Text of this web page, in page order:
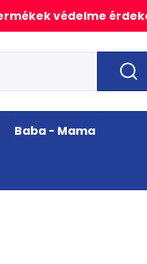
védelme
Baba - Mama